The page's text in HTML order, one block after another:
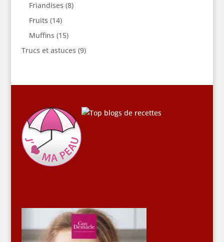
Friandises (8)
Fruits (14)
Muffins (15)
Trucs et astuces (9)